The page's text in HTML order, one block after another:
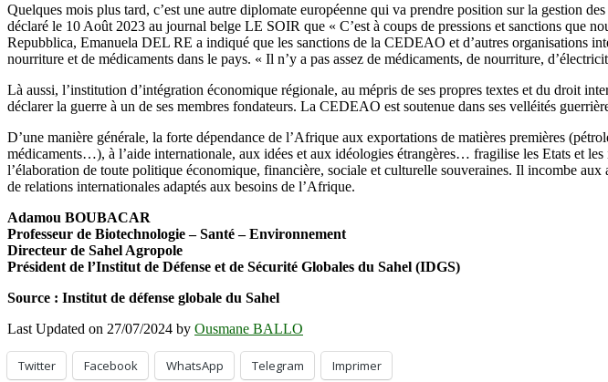
Quelques mois plus tard, c’est une autre diplomate européenne qui va prendre position sur la gestion
déclaré le 10 Août 2023 au journal belge LE SOIR que « C’est à coups de pressions et sanctions que
Repubblica, Emanuela DEL RE a indiqué que les sanctions de la CEDEAO et d’autres organisations
nourriture et de médicaments dans le pays. « Il n’y a pas assez de médicaments, de nourriture,
Là aussi, l’institution d’intégration économique régionale, au mépris de ses propres textes et du droit
déclarer la guerre à un de ses membres fondateurs. La CEDEAO est soutenue dans ses velléités
D’une manière générale, la forte dépendance de l’Afrique aux exportations de matières premières
médicaments…), à l’aide internationale, aux idées et aux idéologies étrangères… fragilise les Etats et
l’élaboration de toute politique économique, financière, sociale et culturelle souveraines. Il incombe
de relations internationales adaptés aux besoins de l’Afrique.
Adamou BOUBACAR
Professeur de Biotechnologie – Santé – Environnement
Directeur de Sahel Agropole
Président de l’Institut de Défense et de Sécurité Globales du Sahel (IDGS)
Source : Institut de défense globale du Sahel
Last Updated on 27/07/2024 by Ousmane BALLO
Twitter Facebook WhatsApp Telegram Imprimer